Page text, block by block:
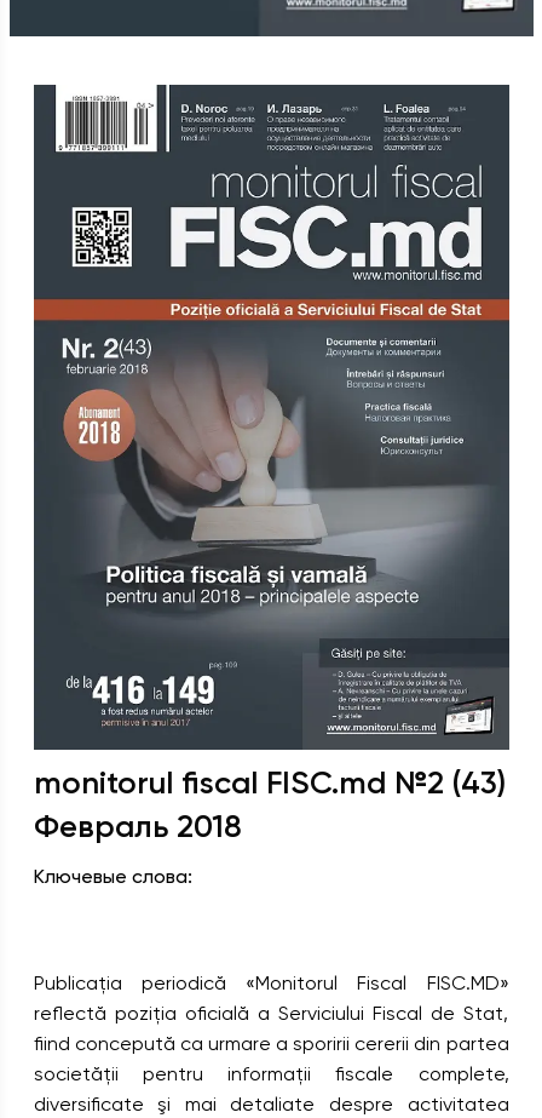
monitorul fiscal FISC.md №2 (43)
Февраль 2018
Ключевые слова:
Publicaţia periodică «Monitorul Fiscal FISC.MD»
reflectă poziţia oficială a Serviciului Fiscal de Stat,
fiind concepută ca urmare a sporirii cererii din partea
societăţii pentru informaţii fiscale complete,
diversificate şi mai detaliate despre activitatea